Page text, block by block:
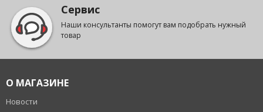
Сервис
Наши консультанты помогут вам подобрать нужный
товар
О МАГАЗИНЕ
Новости